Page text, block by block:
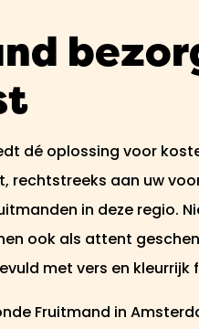
dé oplossing voor
aan uw
in deze regio.
ook als attent
met vers en
Fruitmand in